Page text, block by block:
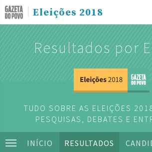
Eleições 2018
Resultados por
TUDO SOBRE AS ELEIÇÕES
PESQUISAS, DEBATES E
INÍCIO RESULTADOS